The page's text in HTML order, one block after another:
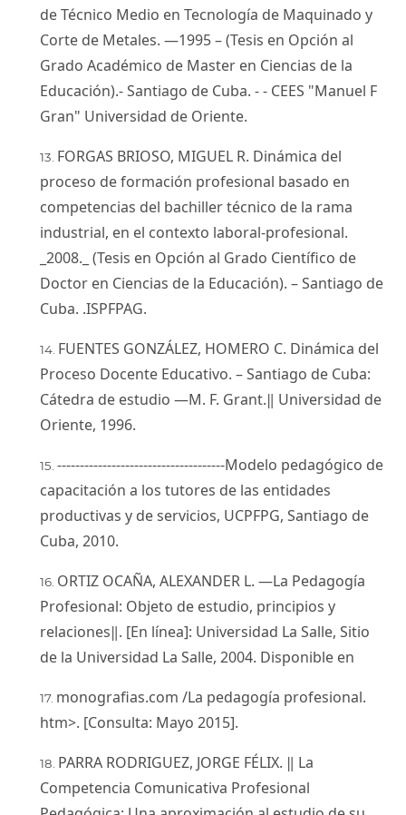
de Técnico Medio en Tecnología de Maquinado y
Corte de Metales. —1995 – (Tesis en Opción al
Grado Académico de Master en Ciencias de la
Educación).- Santiago de Cuba. - - CEES "Manuel F
Gran" Universidad de Oriente.
FORGAS BRIOSO, MIGUEL R. Dinámica del
proceso de formación profesional basado en
competencias del bachiller técnico de la rama
industrial, en el contexto laboral-profesional.
_2008._ (Tesis en Opción al Grado Científico de
Doctor en Ciencias de la Educación). – Santiago de
Cuba. .ISPFPAG.
FUENTES GONZÁLEZ, HOMERO C. Dinámica del
Proceso Docente Educativo. – Santiago de Cuba:
Cátedra de estudio ―M. F. Grant.‖ Universidad de
Oriente, 1996.
-------------------------------------Modelo pedagógico de
capacitación a los tutores de las entidades
productivas y de servicios, UCPFPG, Santiago de
Cuba, 2010.
ORTIZ OCAÑA, ALEXANDER L. ―La Pedagogía
Profesional: Objeto de estudio, principios y
relaciones‖. [En línea]: Universidad La Salle, Sitio
de la Universidad La Salle, 2004. Disponible en
monografias.com /La pedagogía profesional.
htm>. [Consulta: Mayo 2015].
PARRA RODRIGUEZ, JORGE FÉLIX. ‖ La
Competencia Comunicativa Profesional